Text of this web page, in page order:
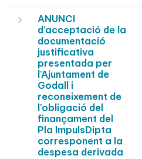
ANUNCI
d’acceptació de la
documentació
justificativa
presentada per
l'Ajuntament de
Godall i
reconeixement de
l'obligació del
finançament del
Pla ImpulsDipta
corresponent a la
despesa derivada